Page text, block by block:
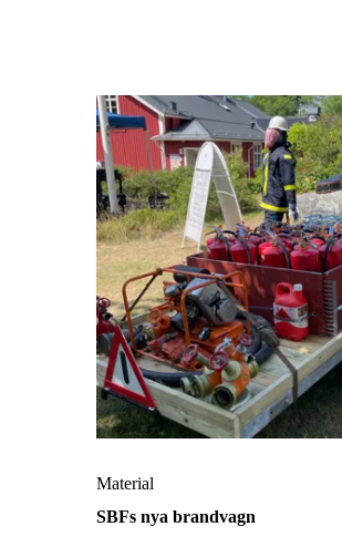
Material
SBFs nya brandvagn